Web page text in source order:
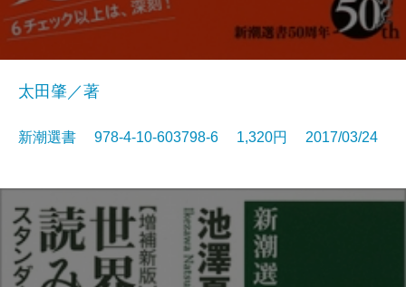
太田肇／著
新潮選書 978-4-10-603798-6 1,320円 2017/03/24